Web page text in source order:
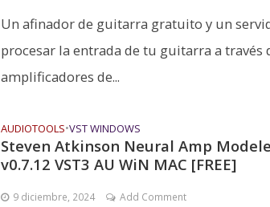
Un afinador de guitarra gratuito y un
procesar la entrada de tu guitarra a través
amplificadores de...
AUDIOTOOLS•VST WINDOWS
Steven Atkinson Neural Amp
v0.7.12 VST3 AU WiN MAC [FREE]
9 diciembre, 2024 Add Comment